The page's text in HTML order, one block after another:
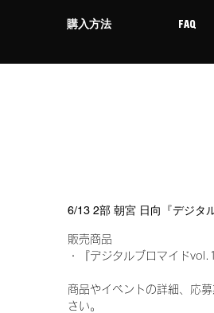
購入方法 FAQ
6/13 2部 朝宮 日向『デジタ
販売商品
・『デジタルブロマイド
商品やイベントの詳細、応
さい。